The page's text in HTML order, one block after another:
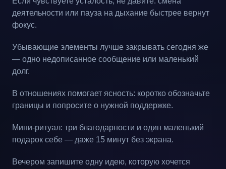
деятельности или пауза на дыхание быстрее вернут
фокус.
Убывающие элементы лучше закрывать сегодня же
— одно недописанное сообщение или маленький
долг.
В отношениях помогает ясность: коротко обозначьте
границы и попросите о нужной поддержке.
Мини-ритуал: три благодарности и один маленький
подарок себе — даже 15 минут без экрана.
Вечером запишите одну идею, которую хочется